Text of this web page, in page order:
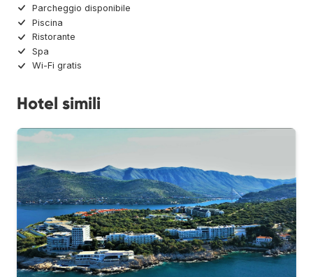
Parcheggio disponibile
Piscina
Ristorante
Spa
Wi-Fi gratis
Hotel simili